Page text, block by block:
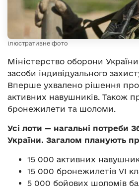
Ілюстративне фото
Міністерство оборони
засоби індивідуального
Вперше ухвалено рішення
активних навушників. Також
бронежилети та шоломи.
Усі лоти — нагальні потреби
України. Загалом планують
15 000 активних
15 000 бронежилетів VI
5 000 бойових шоломів